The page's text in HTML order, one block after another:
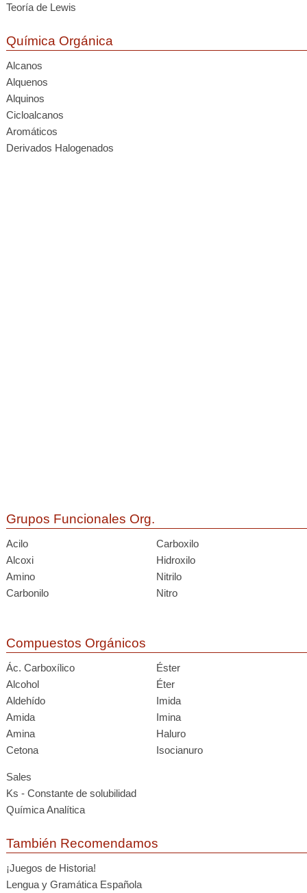
Teoría de Lewis
Química Orgánica
Alcanos
Alquenos
Alquinos
Cicloalcanos
Aromáticos
Derivados Halogenados
Grupos Funcionales Org.
Acilo
Carboxilo
Alcoxi
Hidroxilo
Amino
Nitrilo
Carbonilo
Nitro
Compuestos Orgánicos
Ác. Carboxílico
Éster
Alcohol
Éter
Aldehído
Imida
Amida
Imina
Amina
Haluro
Cetona
Isocianuro
Sales
Ks - Constante de solubilidad
Química Analítica
También Recomendamos
¡Juegos de Historia!
Lengua y Gramática Española